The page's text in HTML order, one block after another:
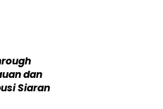
dan
Siaran